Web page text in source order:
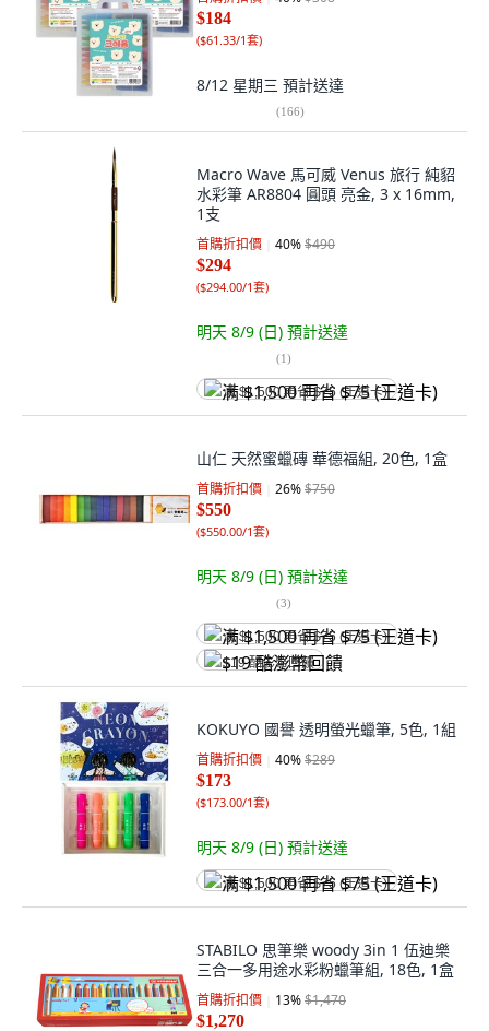
$184
($61.33/1套)
8/12 星期三 預計送達
(166)
Macro Wave 馬可威 Venus 旅行 純貂
水彩筆 AR8804 圓頭 亮金, 3 x 16mm,
1支
首購折扣價 40%$490
$294
($294.00/1套)
明天 8/9 (日) 預計送達
(1)
满 $1,500 再省 $75 (王道卡)
山仁 天然蜜蠟磚 華德福組, 20色, 1盒
首購折扣價 26%$750
$550
($550.00/1套)
明天 8/9 (日) 預計送達
(3)
满 $1,500 再省 $75 (王道卡)
$19 酷澎幣回饋
KOKUYO 國譽 透明螢光蠟筆, 5色, 1組
首購折扣價 40%$289
$173
($173.00/1套)
明天 8/9 (日) 預計送達
满 $1,500 再省 $75 (王道卡)
STABILO 思筆樂 woody 3in 1 伍迪樂
三合一多用途水彩粉蠟筆組, 18色, 1盒
首購折扣價 13%$1,470
$1,270